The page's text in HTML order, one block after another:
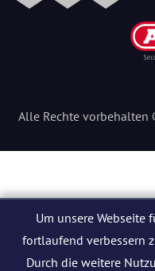
Alle Rechte
Um unsere Webseite
fortlaufend verbessern
Durch die weitere